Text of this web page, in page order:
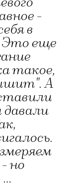
-
в
Это еще
такое,
А
давали
но
…